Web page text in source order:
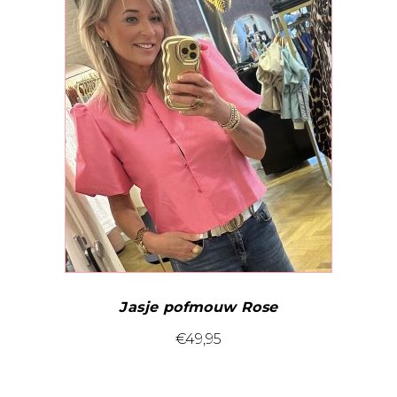
Deze
optie
kan
gekozen
worden
op
productpagina
Jasje pofmouw Rose
€49,95
Dit